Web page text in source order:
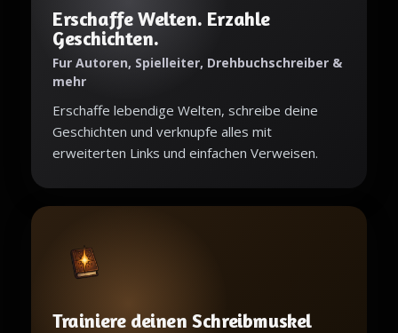
Erschaffe Welten. Erzahle
Geschichten.
Fur Autoren, Spielleiter, Drehbuchschreiber &
mehr
Erschaffe lebendige Welten, schreibe deine
Geschichten und verknupfe alles mit
erweiterten Links und einfachen Verweisen.
Trainiere deinen Schreibmuskel